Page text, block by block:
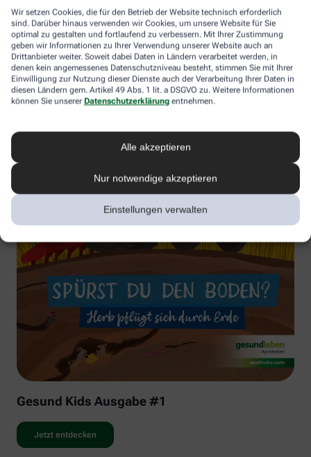
Wir setzen Cookies, die für den Betrieb der Website technisch erforderlich
sind. Darüber hinaus verwenden wir Cookies, um unsere Website für Sie
optimal zu gestalten und fortlaufend zu verbessern. Mit Ihrer Zustimmung
geben wir Informationen zu Ihrer Verwendung unserer Website auch an
Drittanbieter weiter. Soweit dabei Daten in Ländern verarbeitet werden, in
denen kein angemessenes Datenschutzniveau besteht, stimmen Sie mit Ihrer
Einwilligung zur Nutzung dieser Dienste auch der Verarbeitung Ihrer Daten in
diesen Ländern gem. Artikel 49 Abs. 1 lit. a DSGVO zu. Weitere Informationen
können Sie unserer Datenschutzerklärung entnehmen.
Alle akzeptieren
Nur notwendige akzeptieren
Einstellungen verwalten
Gesund Kids Ausgabe #1
Jetzt entdecken